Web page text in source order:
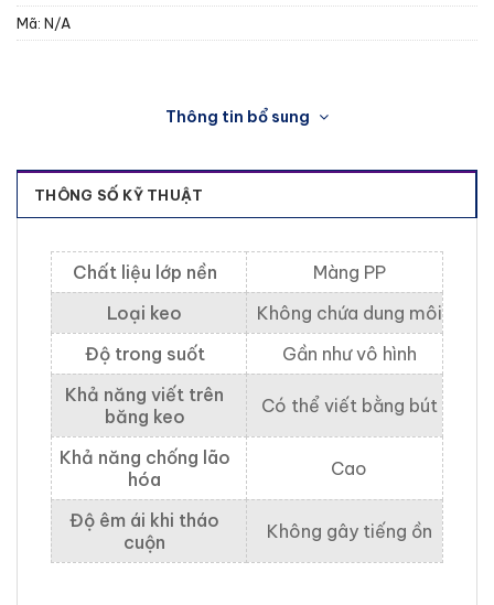
Mã: N/A
Thông tin bổ sung
THÔNG SỐ KỸ THUẬT
Chất liệu lớp nền
Màng PP
Loại keo
Không chứa dung môi
Độ trong suốt
Gần như vô hình
Khả năng viết trên
băng keo
Có thể viết bằng bút
Khả năng chống lão
hóa
Cao
Độ êm ái khi tháo
cuộn
Không gây tiếng ồn